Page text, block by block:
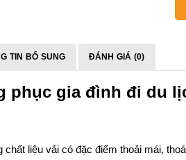
TIN BỔ SUNG ĐÁNH GIÁ (0)
phục gia đình đi du
chất liệu vải có đặc điểm thoải mái,